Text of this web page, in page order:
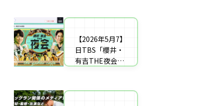
【エリア対応】
【2026年5月7】
日TBS「櫻井・
有吉THE夜会」
さんのご実家の
アル
自宅の庭にドッ
グラン計画の完
全ガイド：DIY
デメリット）を